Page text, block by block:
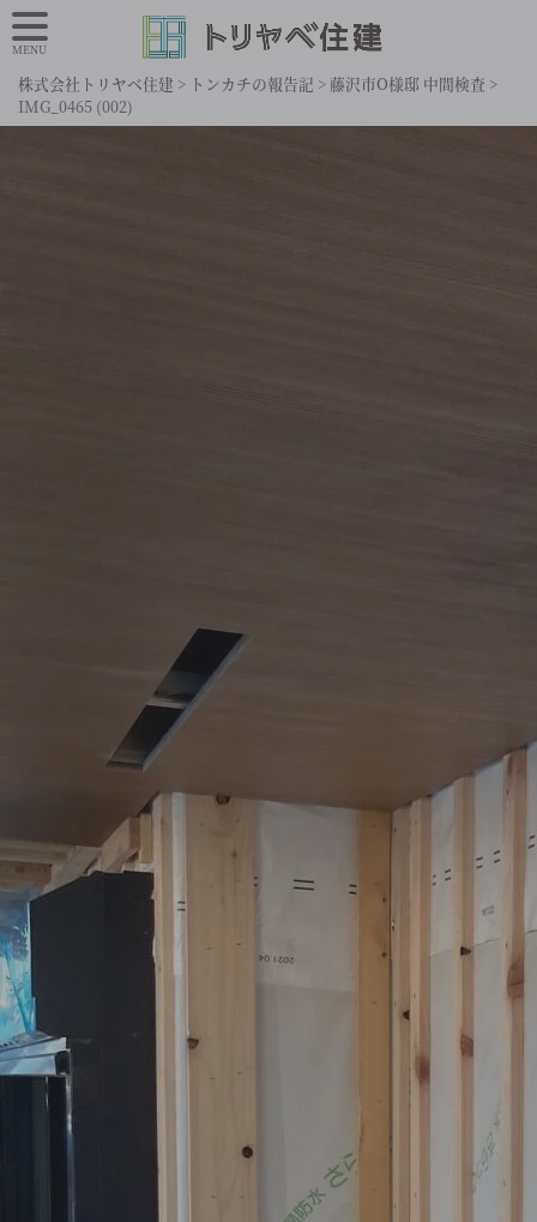
株式会社トリヤベ住建 > トンカチの報告記 > 藤沢市O様邸 中間検査 >
IMG_0465 (002)
MENU